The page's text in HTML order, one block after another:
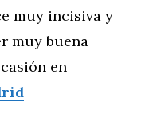
muy incisiva y
muy buena
en